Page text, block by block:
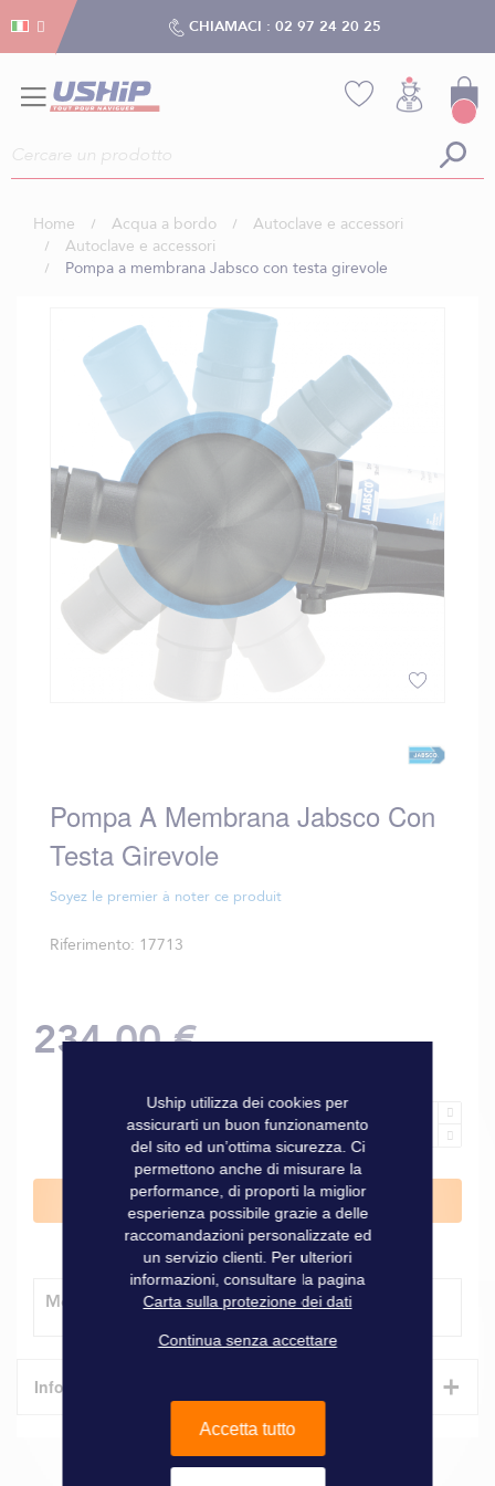
CHIAMACI : 02 97 24 20 25
Home Acqua a bordo
Autoclave e accessori
Autoclave e accessori
Pompa a membrana Jabsco con testa girevole
di
immagini
Pompa A Membrana Jabsco Con
Testa Girevole
Soyez le premier à noter ce produit
Riferimento 17713
234,00 €
Aggiungi al Carrello
Modalità di consegna
Informazioni tecniche +
Caratteristiche
Gestion dei cookies
Uship utilizza dei cookies per
assicurarti un buon funzionamento
del sito ed un’ottima sicurezza. Ci
permettono anche di misurare la
performance, di proporti la miglior
esperienza possibile grazie a delle
raccomandazioni personalizzate ed
un servizio clienti. Per ulteriori
informazioni, consultare la pagina
Carta sulla protezione dei dati
Continua senza accettare
Accetta tutto
Gestion dei cookies